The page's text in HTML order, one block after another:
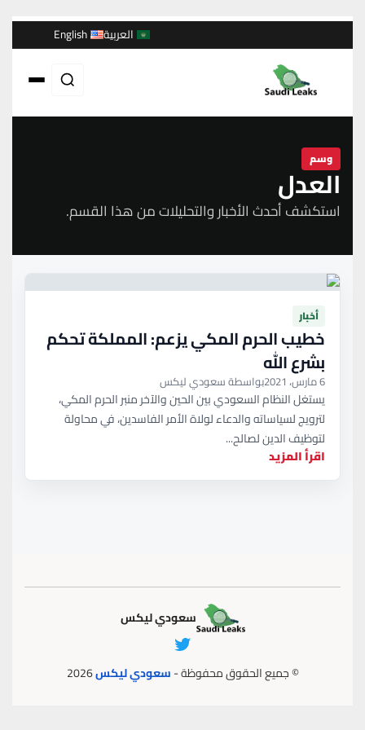
العربية English
وسم
العدل
استكشف أحدث الأخبار والتحليلات من هذا القسم.
أخبار
خطيب الحرم المكي يزعم: المملكة تحكم
بشرع الله
6 مارس، 2021 بواسطة سعودي ليكس
يستغل النظام السعودي بين الحين والآخر منبر الحرم المكي،
لترويج لسياساته والدعاء لولاة الأمر الفاسدين، في محاولة
لتوظيف الدين لصالح...
اقرأ المزيد
سعودي ليكس
© جميع الحقوق محفوظة -سعودي ليكس2026